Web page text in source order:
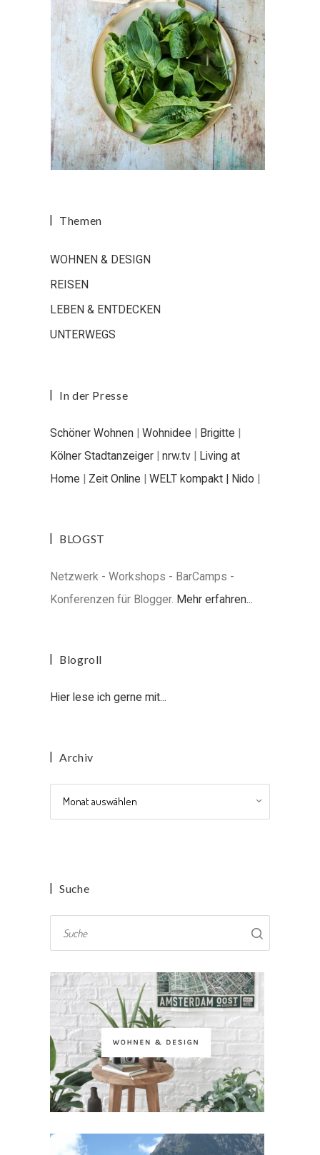
Themen
WOHNEN & DESIGN
REISEN
LEBEN & ENTDECKEN
UNTERWEGS
In der Presse
Schöner Wohnen | Wohnidee | Brigitte |
Kölner Stadtanzeiger | nrw.tv | Living at
Home | Zeit Online | WELT kompakt | Nido |
BLOGST
Netzwerk - Workshops - BarCamps -
Konferenzen für Blogger. Mehr erfahren...
Blogroll
Hier lese ich gerne mit...
Archiv
Suche